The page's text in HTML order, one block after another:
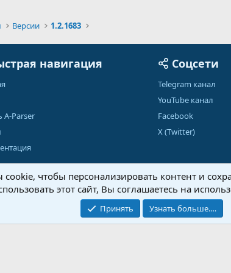
Версии 1.2.1683
навигация
A-Parser
Соцсети
Telegram канал
YouTube канал
Facebook
X (Twitter)
Обратная связь
Community platform by XenForo® © 2010-2026
чтобы персонализировать контент и
этот сайт, Вы соглашаетесь на
Принять Узнать больше.…